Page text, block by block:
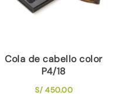
Cola de cabello color
P4/18
S/450.00